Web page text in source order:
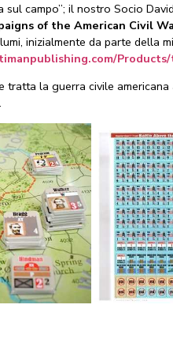
sul campo”; il nostro Socio
of the American Civil
inizialmente da parte della
tratta la guerra civile